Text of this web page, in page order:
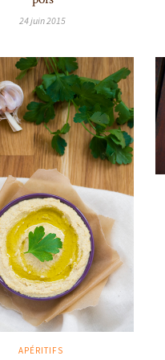
24 juin 2015
APÉRITIFS